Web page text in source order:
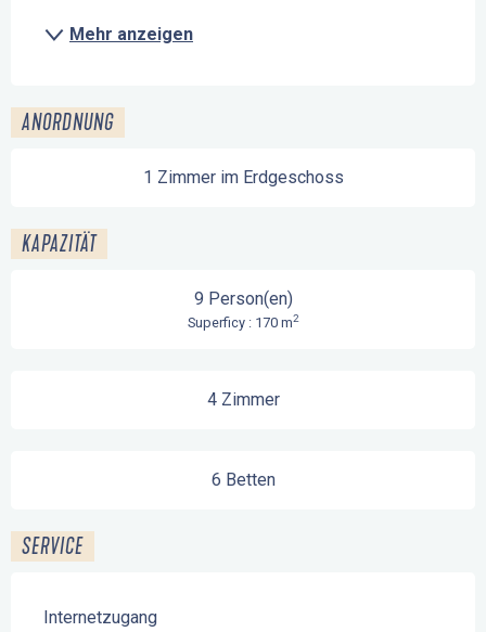
Mehr anzeigen
ANORDNUNG
1 Zimmer im Erdgeschoss
KAPAZITÄT
9 Person(en)
Superficy : 170 m2
4 Zimmer
6 Betten
SERVICE
Internetzugang